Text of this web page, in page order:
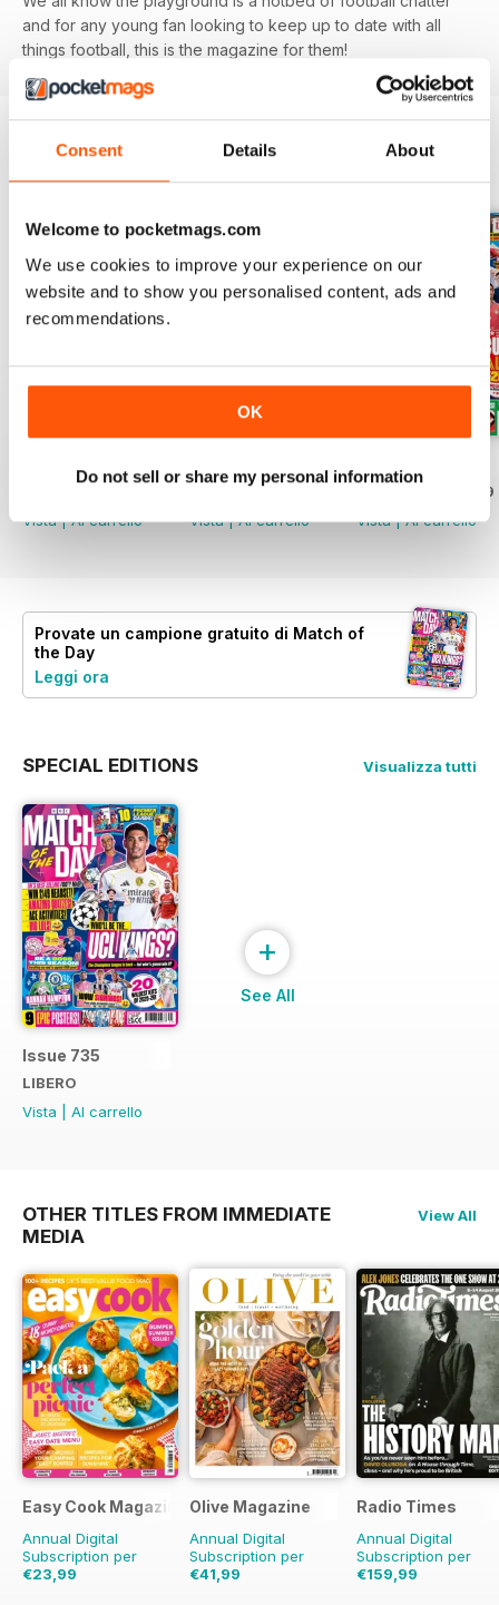
Consent Details About
Welcome to pocketmags.com
We use cookies to improve your experience on our
website and to show you personalised content, ads and
recommendations.
OK
Do not sell or share my personal information
and for any young fan looking to keep up to date with all
things football, this is the magazine for them!
Vista|Al carrello
Acquista per
Vista|Al carrello
€4,99
Vista|Al carrello
Provate un campione gratuito di Match of
the Day
Leggi ora
SPECIAL EDITIONS Visualizza tutti
Issue 735
LIBERO
Vista
Al carrello
+
See All
OTHER TITLES FROM IMMEDIATE
MEDIA
View All
Easy Cook Magazine
Annual Digital
Subscription per
€23,99
Olive Magazine
Annual Digital
Subscription per
€41,99
Radio Times
Annual Digital
Subscription per
€159,99